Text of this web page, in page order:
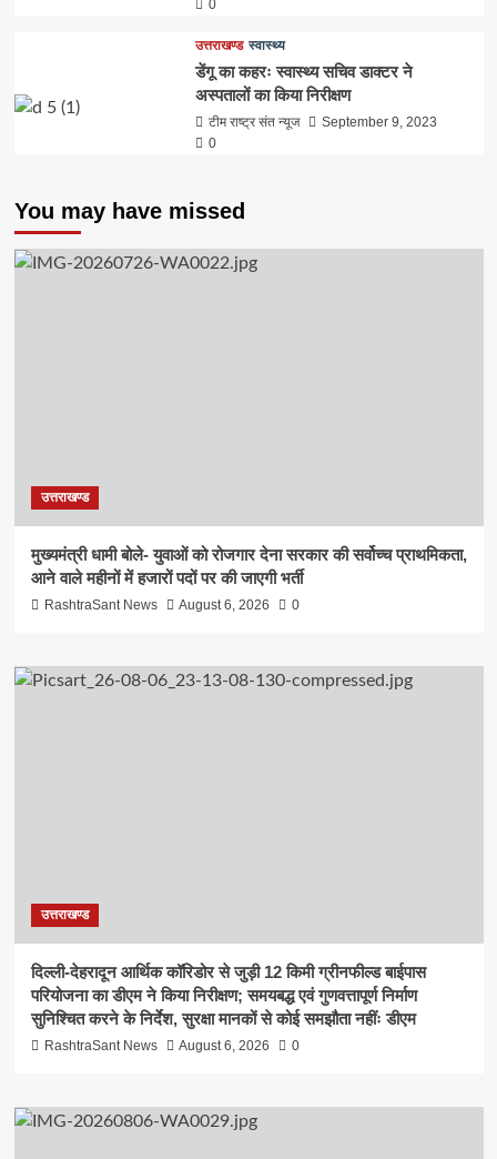
0
उत्तराखण्ड स्वास्थ्य
डेंगू का कहरः स्वास्थ्य सचिव डाक्टर ने
अस्पतालों का किया निरीक्षण
टीम राष्ट्र संत न्यूज
September 9, 2023
0
You may have missed
उत्तराखण्ड
मुख्यमंत्री धामी बोले- युवाओं को रोजगार देना सरकार की सर्वोच्च प्राथमिकता,
आने वाले महीनों में हजारों पदों पर की जाएगी भर्ती
RashtraSant News August 6, 2026 0
उत्तराखण्ड
दिल्ली-देहरादून आर्थिक कॉरिडोर से जुड़ी 12 किमी ग्रीनफील्ड बाईपास
परियोजना का डीएम ने किया निरीक्षण; समयबद्ध एवं गुणवत्तापूर्ण निर्माण
सुनिश्चित करने के निर्देश, सुरक्षा मानकों से कोई समझौता नहींः डीएम
RashtraSant News August 6, 2026 0